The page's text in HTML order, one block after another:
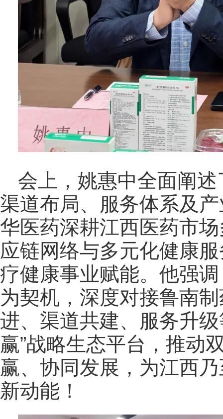
会上，姚惠中全面阐
渠道布局、服务体系及
华医药深耕江西医药市
应链网络与多元化健康
疗健康事业赋能。他强
为契机，深度对接鲁南
进、渠道共建、服务升
赢”战略生态平台，推动
赢、协同发展，为江西
新动能！